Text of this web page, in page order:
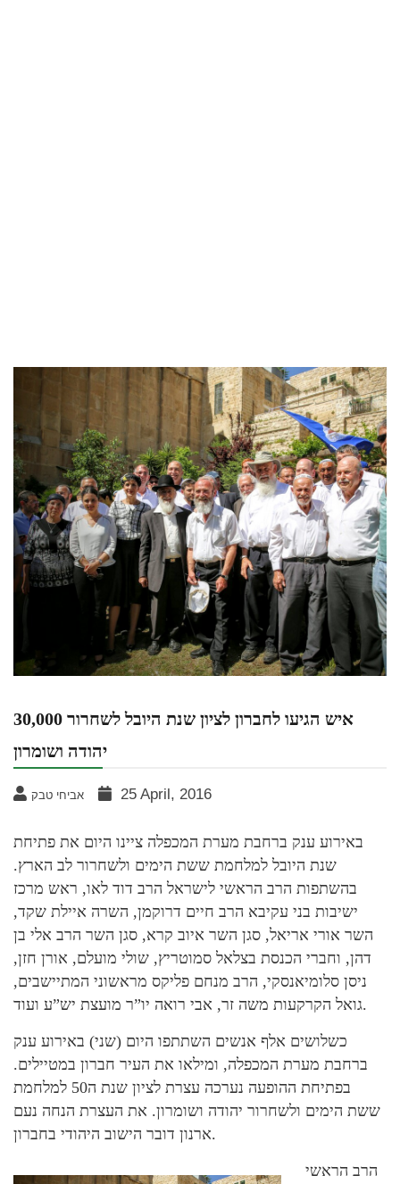
30,000 איש הגיעו לחברון לציון שנת היובל לשחרור
יהודה ושומרון
אביחי טבק 25 April, 2016
באירוע ענק ברחבת מערת המכפלה ציינו היום את פתיחת
שנת היובל למלחמת ששת הימים ולשחרור לב הארץ.
בהשתפות הרב הראשי לישראל הרב דוד לאו, ראש מרכז
ישיבות בני עקיבא הרב חיים דרוקמן, השרה איילת שקד,
השר אורי אריאל, סגן השר איוב קרא, סגן השר הרב אלי בן
דהן, וחברי הכנסת בצלאל סמוטריץ, שולי מועלם, אורן חזן,
ניסן סלומיאנסקי, הרב מנחם פליקס מראשוני המתיישבים,
גואל הקרקעות משה זר, אבי רואה יו”ר מועצת יש”ע ועוד.
כשלושים אלף אנשים השתתפו היום (שני) באירוע ענק
ברחבת מערת המכפלה, ומילאו את העיר חברון במטיילים.
בפתיחת ההופעה נערכה עצרת לציון שנת ה50 למלחמת
ששת הימים ולשחרור יהודה ושומרון. את העצרת הנחה נעם
ארנון דובר הישוב היהודי בחברון.
הרב הראשי